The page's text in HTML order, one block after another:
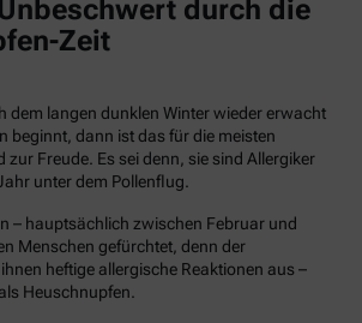
durch die
Zeit
dem langen dunklen Winter wieder erwacht
beginnt, dann ist das für die meisten
zur Freude. Es sei denn, sie sind Allergiker
unter dem Pollenflug.
– hauptsächlich zwischen Februar und
Menschen gefürchtet, denn der
heftige allergische Reaktionen aus –
Heuschnupfen.